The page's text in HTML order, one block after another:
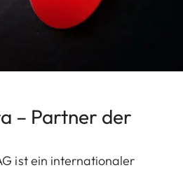
– Partner der
ist ein internationaler